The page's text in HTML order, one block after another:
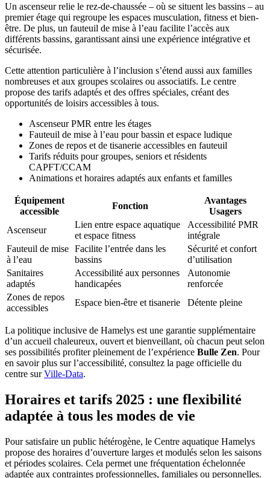
Un ascenseur relie le rez-de-chaussée – où se situent les bassins – au
premier étage qui regroupe les espaces musculation, fitness et bien-
être. De plus, un fauteuil de mise à l’eau facilite l’accès aux
différents bassins, garantissant ainsi une expérience intégrative et
sécurisée.
Cette attention particulière à l’inclusion s’étend aussi aux familles
nombreuses et aux groupes scolaires ou associatifs. Le centre
propose des tarifs adaptés et des offres spéciales, créant des
opportunités de loisirs accessibles à tous.
Ascenseur PMR entre les étages
Fauteuil de mise à l’eau pour bassin et espace ludique
Zones de repos et de tisanerie accessibles en fauteuil
Tarifs réduits pour groupes, seniors et résidents
CAPFT/CCAM
Animations et horaires adaptés aux enfants et familles
Équipement
accessible
Fonction
Avantages
Usagers
Ascenseur
Lien entre espace aquatique
et espace fitness
Accessibilité PMR
intégrale
Fauteuil de mise
à l’eau
Facilite l’entrée dans les
bassins
Sécurité et confort
d’utilisation
Sanitaires
adaptés
Accessibilité aux personnes
handicapées
Autonomie
renforcée
Zones de repos
accessibles
Espace bien-être et tisanerie Détente pleine
La politique inclusive de Hamelys est une garantie supplémentaire
d’un accueil chaleureux, ouvert et bienveillant, où chacun peut selon
ses possibilités profiter pleinement de l’expérience Bulle Zen. Pour
en savoir plus sur l’accessibilité, consultez la page officielle du
centre surVille-Data.
Horaires et tarifs 2025 : une flexibilité
adaptée à tous les modes de vie
Pour satisfaire un public hétérogène, le Centre aquatique Hamelys
propose des horaires d’ouverture larges et modulés selon les saisons
et périodes scolaires. Cela permet une fréquentation échelonnée
adaptée aux contraintes professionnelles, familiales ou personnelles.